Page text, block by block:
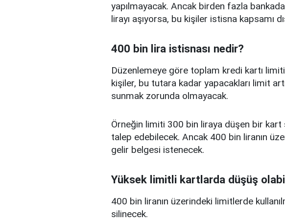
yapılmayacak. Ancak birden fazla
lirayı aşıyorsa, bu kişiler istisna kapsamı
400 bin lira istisnası nedir?
Düzenlemeye göre toplam kredi kartı
kişiler, bu tutara kadar yapacakları limit
sunmak zorunda olmayacak.
Örneğin limiti 300 bin liraya düşen bir kart
talep edebilecek. Ancak 400 bin liranın
gelir belgesi istenecek.
Yüksek limitli kartlarda düşüş
400 bin liranın üzerindeki limitlerde
silinecek.